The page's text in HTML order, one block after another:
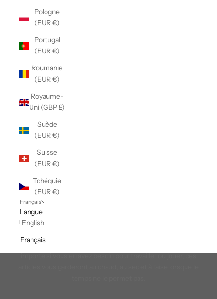
Pologne
(EUR €)
Portugal
(EUR €)
Roumanie
(EUR €)
Royaume-
Uni (GBP £)
Suède
(EUR €)
Suisse
(EUR €)
Tchéquie
(EUR €)
Français
Langue
English
Français
Trouvez les compagnons parfaits pour le temps froid. Peu
importe si vous en avez besoin pour travailler ou jouer, ces